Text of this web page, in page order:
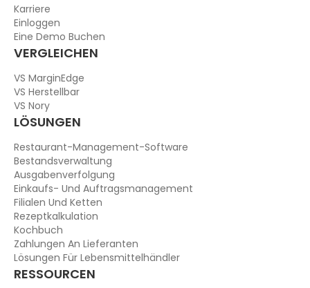
Karriere
Einloggen
Eine Demo Buchen
VERGLEICHEN
VS MarginEdge
VS Herstellbar
VS Nory
LÖSUNGEN
Restaurant-Management-Software
Bestandsverwaltung
Ausgabenverfolgung
Einkaufs- Und Auftragsmanagement
Filialen Und Ketten
Rezeptkalkulation
Kochbuch
Zahlungen An Lieferanten
Lösungen Für Lebensmittelhändler
RESSOURCEN